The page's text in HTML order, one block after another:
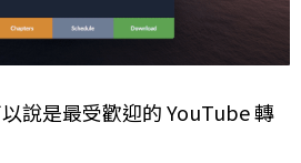
說是最受歡迎的 YouTube 轉